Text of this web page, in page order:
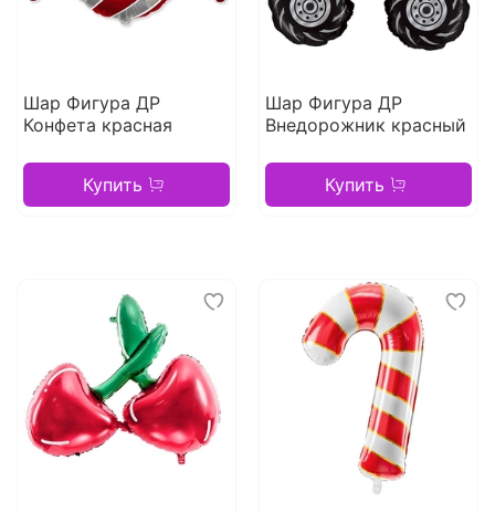
Шар Фигура ДР
Конфета красная
Купить
Шар Фигура ДР
Внедорожник красный
Купить